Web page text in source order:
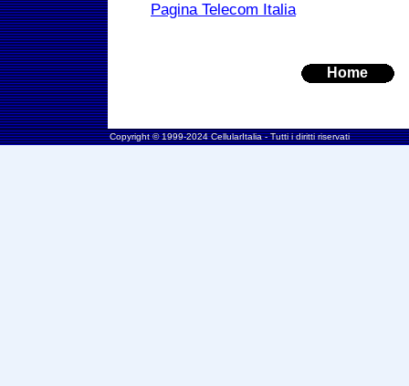
Pagina Telecom Italia
Home
Copyright © 1999-2024 CellularItalia - Tutti i diritti riservati